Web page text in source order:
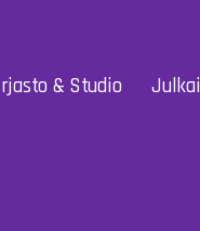
& Studio